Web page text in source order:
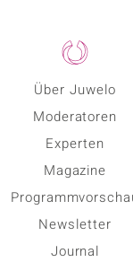
Über Juwelo
Moderatoren
Experten
Magazine
Newsletter
Journal